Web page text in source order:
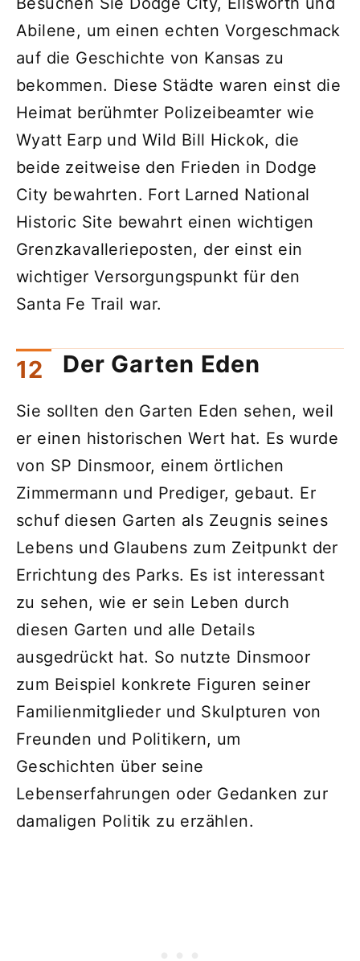
Abilene, um einen echten Vorgeschmack
auf die Geschichte von Kansas zu
bekommen. Diese Städte waren einst die
Heimat berühmter Polizeibeamter wie
Wyatt Earp und Wild Bill Hickok, die
beide zeitweise den Frieden in Dodge
City bewahrten. Fort Larned National
Historic Site bewahrt einen wichtigen
Grenzkavallerieposten, der einst ein
wichtiger Versorgungspunkt für den
Santa Fe Trail war.
Der Garten Eden
Sie sollten den Garten Eden sehen, weil
er einen historischen Wert hat. Es wurde
von SP Dinsmoor, einem örtlichen
Zimmermann und Prediger, gebaut. Er
schuf diesen Garten als Zeugnis seines
Lebens und Glaubens zum Zeitpunkt der
Errichtung des Parks. Es ist interessant
zu sehen, wie er sein Leben durch
diesen Garten und alle Details
ausgedrückt hat. So nutzte Dinsmoor
zum Beispiel konkrete Figuren seiner
Familienmitglieder und Skulpturen von
Freunden und Politikern, um
Geschichten über seine
Lebenserfahrungen oder Gedanken zur
damaligen Politik zu erzählen.